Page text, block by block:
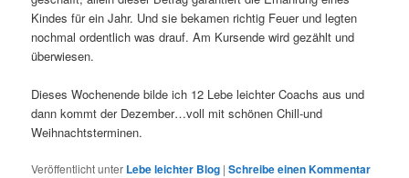
Kindes für ein Jahr. Und sie bekamen richtig Feuer und legten
nochmal ordentlich was drauf. Am Kursende wird gezählt und
überwiesen.
Dieses Wochenende bilde ich 12 Lebe leichter Coachs aus und
dann kommt der Dezember…voll mit schönen Chill-und
Weihnachtsterminen.
Veröffentlicht unter Lebe leichter Blog |Schreibe einen Kommentar